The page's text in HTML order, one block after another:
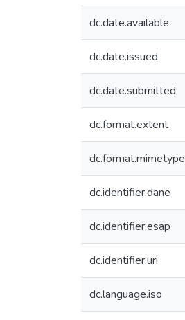
dc.date.available
dc.date.issued
dc.date.submitted
dc.format.extent
dc.format.mimetype
dc.identifier.dane
dc.identifier.esap
dc.identifier.uri
dc.language.iso